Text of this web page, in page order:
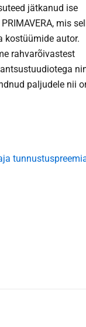
jätkanud ise
mis
kostüümide autor.
rahvarõivastest
paljudele nii